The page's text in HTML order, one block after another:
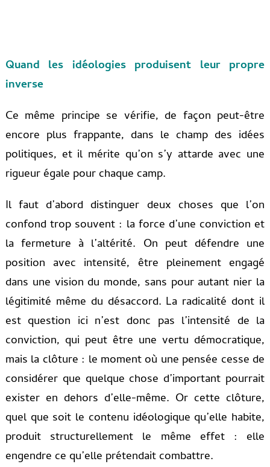
Quand les idéologies produisent leur propre
inverse
Ce même principe se vérifie, de façon peut-être
encore plus frappante, dans le champ des idées
politiques, et il mérite qu’on s’y attarde avec une
rigueur égale pour chaque camp.
Il faut d’abord distinguer deux choses que l’on
confond trop souvent : la force d’une conviction et
la fermeture à l’altérité. On peut défendre une
position avec intensité, être pleinement engagé
dans une vision du monde, sans pour autant nier la
légitimité même du désaccord. La radicalité dont il
est question ici n’est donc pas l’intensité de la
conviction, qui peut être une vertu démocratique,
mais la clôture : le moment où une pensée cesse de
considérer que quelque chose d’important pourrait
exister en dehors d’elle-même. Or cette clôture,
quel que soit le contenu idéologique qu’elle habite,
produit structurellement le même effet : elle
engendre ce qu’elle prétendait combattre.